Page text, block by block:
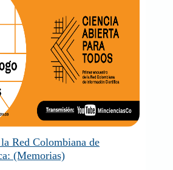
Red Colombiana de
(Memorias)